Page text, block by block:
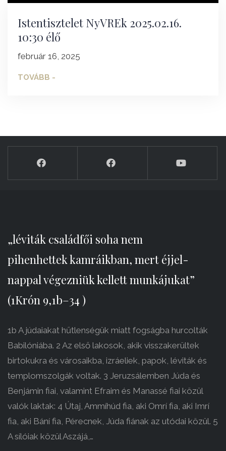
Istentisztelet NyVREk 2025.02.16.
10:30 élő
február 16, 2025
TOVÁBB -
„léviták családfői soha nem
pihenhettek kamráikban, mert éjjel-
nappal végezniük kellett munkájukat”
(1Krón 9,1b–34 )
1b A júdaiakat hűtlenségük miatt fogságba hurcolták
Babilóniába. 2 Az első lakosok, akik visszakerültek
birtokukra és városaikba, izráeliek, papok, léviták és
templomszolgák voltak. 3 Jeruzsálemben Júda és
Benjámin fiai, valamint Efraim és Manassé fiai közül
valók laktak: 4 Útaj, Ammíhúd fia, aki Omrí fia, aki Imrí
fia, aki Bání fia, Pérecnek, Júda fiának az utódai közül. 5
A sílóiak közül Aszájá,…